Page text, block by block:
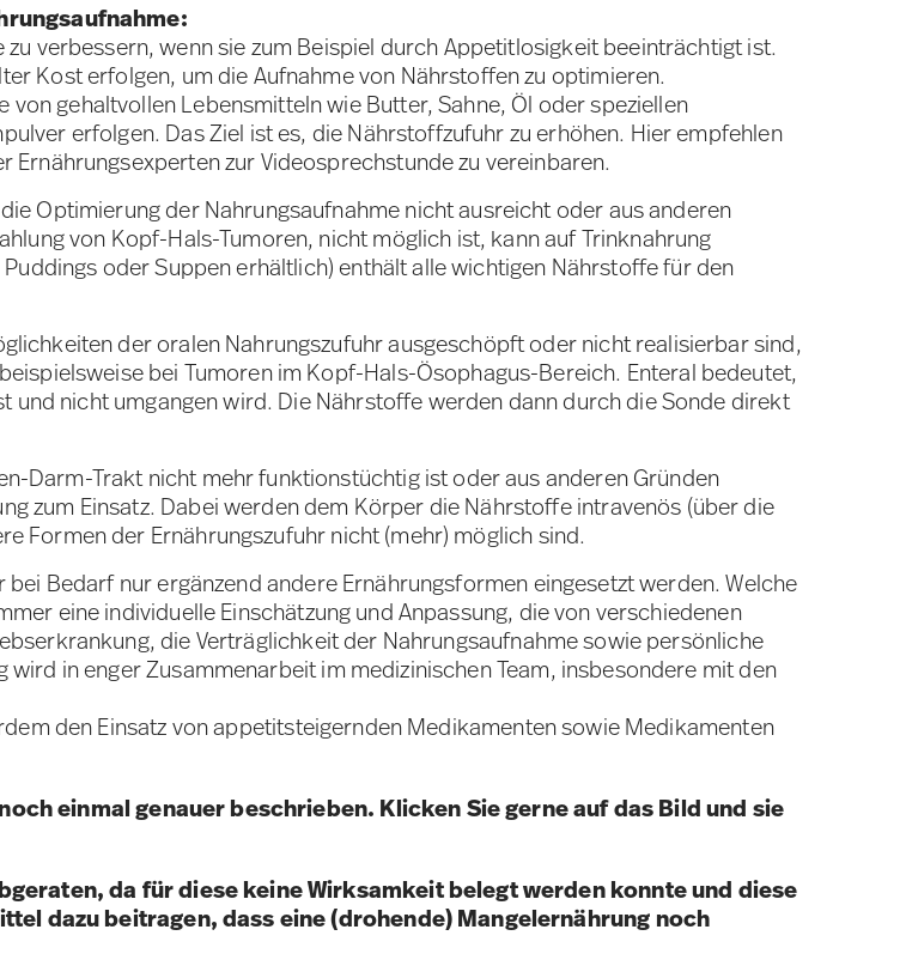
verbessern, wenn sie zum Beispiel durch Appetitlosigkeit beeinträchtigt ist.
Kost erfolgen, um die Aufnahme von Nährstoffen zu optimieren.
gehaltvollen Lebensmitteln wie Butter, Sahne, Öl oder speziellen
erfolgen. Das Ziel ist es, die Nährstoffzufuhr zu erhöhen. Hier empfehlen
Ernährungsexperten zur Videosprechstunde zu vereinbaren.
Optimierung der Nahrungsaufnahme nicht ausreicht oder aus anderen
von Kopf-Hals-Tumoren, nicht möglich ist, kann auf Trinknahrung
oder Suppen erhältlich) enthält alle wichtigen Nährstoffe für den
der oralen Nahrungszufuhr ausgeschöpft oder nicht realisierbar sind,
bei Tumoren im Kopf-Hals-Ösophagus-Bereich. Enteral bedeutet,
nicht umgangen wird. Die Nährstoffe werden dann durch die Sonde direkt
Darm-Trakt nicht mehr funktionstüchtig ist oder aus anderen Gründen
zum Einsatz. Dabei werden dem Körper die Nährstoffe intravenös (über die
Formen der Ernährungszufuhr nicht (mehr) möglich sind.
Bedarf nur ergänzend andere Ernährungsformen eingesetzt werden. Welche
eine individuelle Einschätzung und Anpassung, die von verschiedenen
die Verträglichkeit der Nahrungsaufnahme sowie persönliche
in enger Zusammenarbeit im medizinischen Team, insbesondere mit den
den Einsatz von appetitsteigernden Medikamenten sowie Medikamenten
einmal genauer beschrieben. Klicken Sie gerne auf das Bild und sie
da für diese keine Wirksamkeit belegt werden konnte und diese
dazu beitragen, dass eine (drohende) Mangelernährung noch